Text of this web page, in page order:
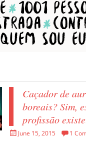
1001 Pessoas
Caçador de
boreais? Sim,
profissão
PostedJune 15, 2015 1